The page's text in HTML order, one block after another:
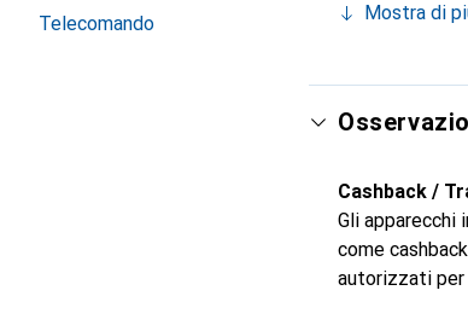
Telecomando
Profili Kids, i
solo per loro. I
specificare
tuo televisore
eseguire lo
la temperatura
"Ehi Google"
Mostra di
Cashback /
Gli
come
autorizzati per